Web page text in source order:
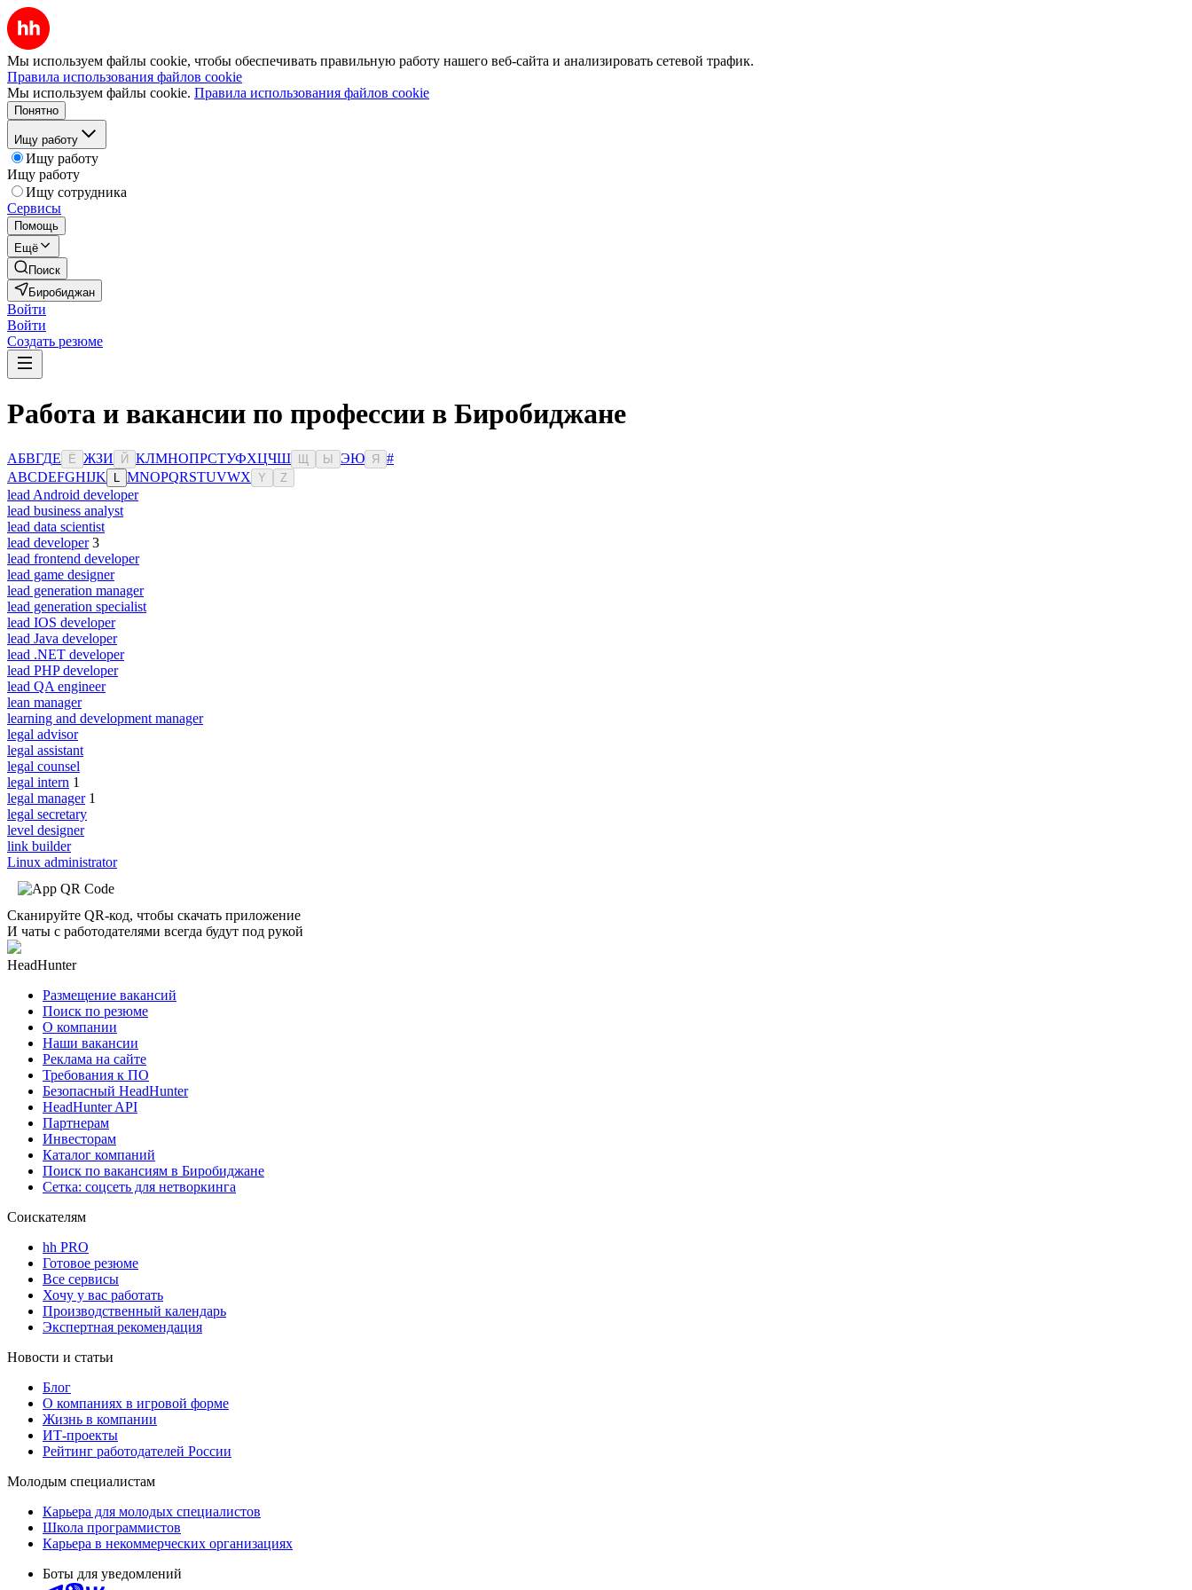
Мы используем файлы cookie, чтобы обеспечивать правильную работу нашего веб-сайта и анализировать сетевой трафик.
Правила использования файлов cookie
Мы используем файлы cookie. Правила использования файлов cookie
Понятно
Ищу работу
Ищу работу
Ищу работу
Ищу сотрудника
Сервисы
Помощь
Ещё
Поиск
Биробиджан
Войти
Войти
Создать резюме
Работа и вакансии по профессии в Биробиджане
АБВГДЕ Ё ЖЗИ Й КЛМНОПРСТУФХЦЧШ Ы ЭЮ Я
#
ABCDEFGHIJK MNOPQRSTUVWX Y Z
lead Android developer
lead business analyst
lead data scientist
lead developer 3
lead frontend developer
lead game designer
lead generation manager
lead generation specialist
lead IOS developer
lead Java developer
lead .NET developer
lead PHP developer
lead QA engineer
lean manager
learning and development manager
legal advisor
legal assistant
legal counsel
legal intern 1
legal manager 1
legal secretary
level designer
link builder
Linux administrator
Сканируйте QR-код, чтобы скачать приложение
И чаты с работодателями всегда будут под рукой
HeadHunter
Размещение вакансий
Поиск по резюме
О компании
Наши вакансии
Реклама на сайте
Требования к ПО
Безопасный HeadHunter
HeadHunter API
Партнерам
Инвесторам
Каталог компаний
Поиск по вакансиям в Биробиджане
Сетка: соцсеть для нетворкинга
Соискателям
hh PRO
Готовое резюме
Все сервисы
Хочу у вас работать
Производственный календарь
Экспертная рекомендация
Новости и статьи
Блог
О компаниях в игровой форме
Жизнь в компании
ИТ-проекты
Рейтинг работодателей России
Молодым специалистам
Карьера для молодых специалистов
Школа программистов
Карьера в некоммерческих организациях
Боты для уведомлений